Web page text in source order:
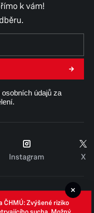
k vám!
údajů za
Instagram X
ČHMÚ: Zvýšené riziko